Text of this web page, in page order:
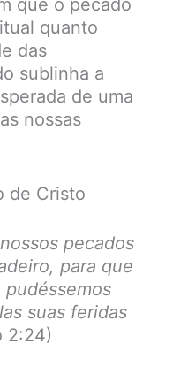
que o pecado
quanto
das
sublinha a
de uma
nossas
de Cristo
pecados
para que
suas feridas
2:24)